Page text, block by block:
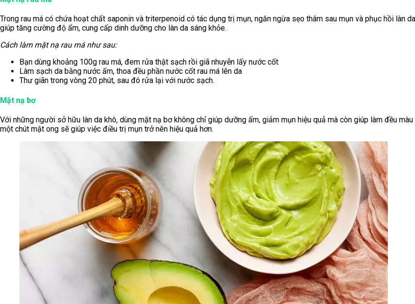
Trong rau má có chứa hoạt chất saponin và triterpenoid có tác dụng trị mụn, ngăn ngừa sẹo thâm sau mụn và phục hồi làn
giúp tăng cường độ ẩm, cung cấp dinh dưỡng cho làn da sáng khỏe.
Cách làm mặt nạ rau má như sau:
Bạn dùng khoảng 100g rau má, đem rửa thật sạch rồi giã nhuyễn lấy nước cốt
Làm sạch da bằng nước ấm, thoa đều phần nước cốt rau má lên da
Thư giãn trong vòng 20 phút, sau đó rửa lại với nước sạch.
Mặt nạ bơ
Với những người sở hữu làn da khô, dùng mặt nạ bơ không chỉ giúp dưỡng ẩm, giảm mụn hiệu quả mà còn giúp làm đều
một chút mật ong sẽ giúp việc điều trị mụn trở nên hiệu quả hơn.